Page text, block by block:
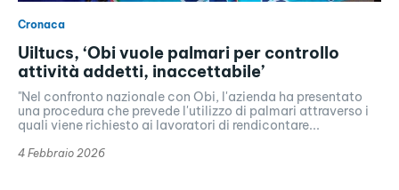
Cronaca
Uiltucs, ‘Obi vuole palmari per controllo
attività addetti, inaccettabile’
"Nel confronto nazionale con Obi, l'azienda ha presentato
una procedura che prevede l'utilizzo di palmari attraverso i
quali viene richiesto ai lavoratori di rendicontare...
4 Febbraio 2026